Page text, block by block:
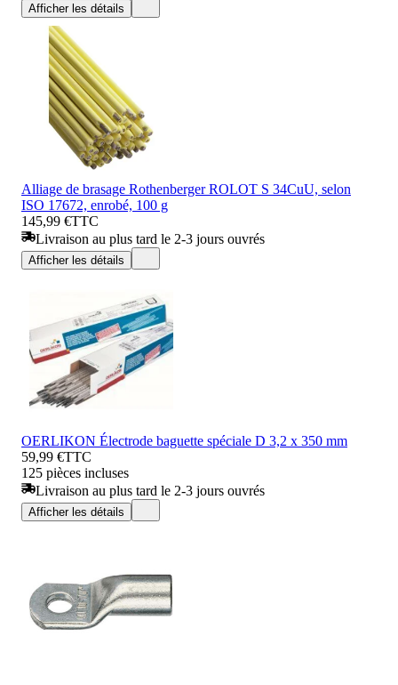
Afficher les détails
Alliage de brasage Rothenberger ROLOT S 34CuU, selon
ISO 17672, enrobé, 100 g
145,99 €TTC
Livraison au plus tard le 2-3 jours ouvrés
Afficher les détails
OERLIKON Électrode baguette spéciale D 3,2 x 350 mm
59,99 €TTC
125 pièces incluses
Livraison au plus tard le 2-3 jours ouvrés
Afficher les détails